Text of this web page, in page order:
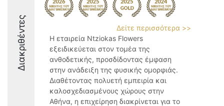
Διακριθέντες
Δείτε περισσότερα >>
Η εταιρεία Ntziokas Flowers
εξειδικεύεται στον τομέα της
ανθοδετικής, προσδίδοντας έμφαση
στην ανάδειξη της φυσικής ομορφιάς.
Διαθέτοντας πολυετή εμπειρία και
καλοσχεδιασμένους χώρους στην
Αθήνα, η επιχείρηση διακρίνεται για το